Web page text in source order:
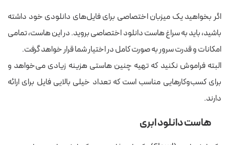
اگر بخواهید یک میزبان اختصاصی برای فایل‌های دانلودی خود داشته
باشید، باید به سراغ هاست دانلود اختصاصی بروید. در این هاست، تمامی
امکانات و قدرت سرور به صورت کامل در اختیار شما قرار خواهد گرفت.
البته فراموش نکنید که تهیه چنین هاستی هزینه زیادی می‌خواهد و
برای کسب‌وکارهایی مناسب است که تعداد خیلی بالایی فایل برای ارائه
دارند.
هاست دانلود ابری